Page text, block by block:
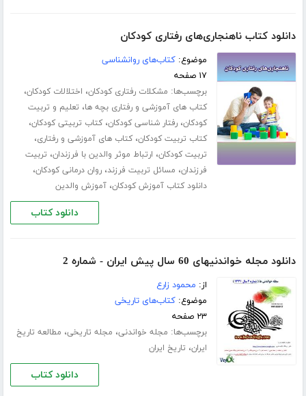
دانلود کتاب ناهنجاری‌های رفتاری کودکان
موضوع:کتاب‌های روانشناسی
۱۷ صفحه
برچسب‌ها: مشکلات رفتاری کودکان، اختلالات کودکان،
کتاب های آموزشی و رفتاری بچه ها، تعلیم و تربیت
کودکان،رفتار شناسی کودکان،کتاب تربیتی کودکان،
کتاب تربیت کودکان،کتاب های آموزشی و رفتاری،
تربیت کودکان، ارتباط موثر والدین با فرزندان، تربیت
فرزندان، مسائل تربیت فرزند،روان درمانی کودکان،
دانلود کتاب آموزش کودکان،آموزش والدین
دانلود کتاب
دانلود مجله خواندنیهای 60 سال پیش ایران - شماره 2
از: محمود زارع
موضوع:کتاب‌های تاریخی
۲۳ صفحه
برچسب‌ها: مجله خواندنی، مجله تاریخی، مطالعه تاریخ
ایران، تاریخ ایران
دانلود کتاب